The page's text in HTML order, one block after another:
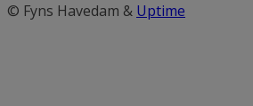
© Fyns Havedam & Uptime